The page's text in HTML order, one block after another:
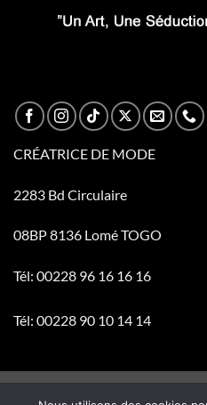
CRÉATRICE DE MODE
2283 Bd Circulaire
08BP 8136 Lomé TOGO
Tél: 00228 96 16 16 16
Tél: 00228 90 10 14 14
Visa PayPal